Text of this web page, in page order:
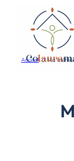
Accueil Ma